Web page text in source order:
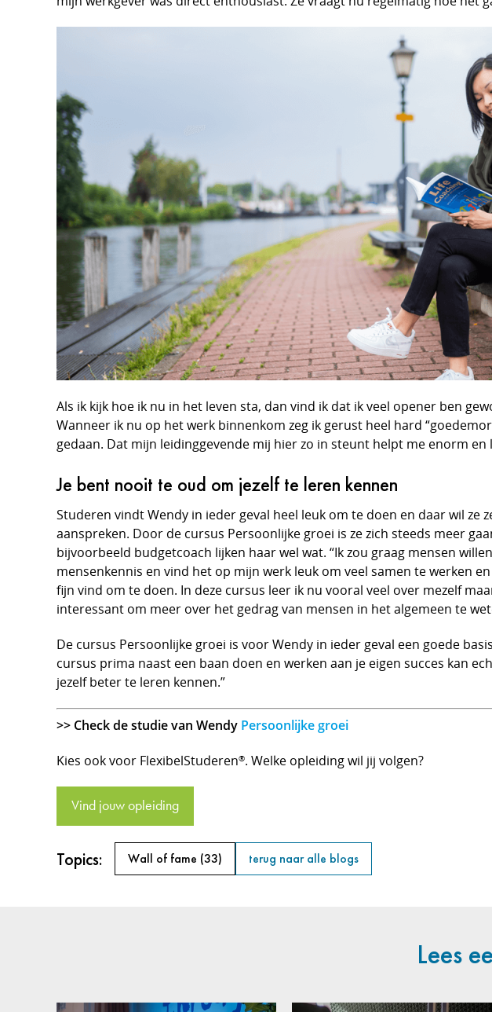
Als ik kijk hoe ik nu in het leven sta, dan vind ik dat ik veel opener ben
Wanneer ik nu op het werk binnenkom zeg ik gerust heel hard
gedaan. Dat mijn leidinggevende mij hier zo in steunt helpt me enorm
Je bent nooit te oud om jezelf te leren kennen
Studeren vindt Wendy in ieder geval heel leuk om te doen en daar wil
aanspreken. Door de cursus Persoonlijke groei is ze zich steeds meer
bijvoorbeeld budgetcoach lijken haar wel wat. “Ik zou graag mensen
mensenkennis en vind het op mijn werk leuk om veel samen te werken
fijn vind om te doen. In deze cursus leer ik nu vooral veel over mezelf
interessant om meer over het gedrag van mensen in het algemeen te
De cursus Persoonlijke groei is voor Wendy in ieder geval een goede
cursus prima naast een baan doen en werken aan je eigen succes kan
jezelf beter te leren kennen.”
>> Check de studie van Wendy Persoonlijke groei
Kies ook voor FlexibelStuderen®. Welke opleiding wil jij volgen?
Vind jouw opleiding
Topics: Wall of fame (33) terug naar alle blogs
Lees